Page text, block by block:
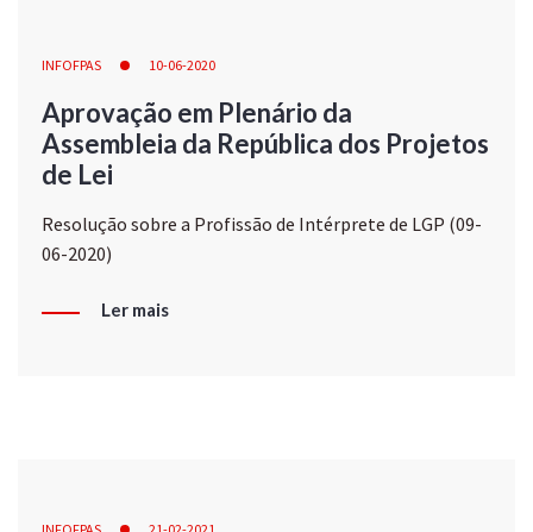
INFOFPAS 10-06-2020
Aprovação em Plenário da
Assembleia da República dos Projetos
de Lei
Resolução sobre a Profissão de Intérprete de LGP (09-
06-2020)
Ler mais